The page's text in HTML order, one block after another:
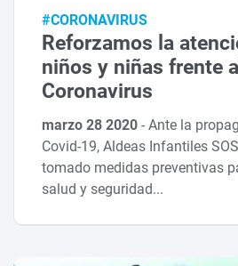
#CORONAVIRUS
Reforzamos la
niños y niñas frente al
Coronavirus
marzo 28 2020-Ante la
Covid-19, Aldeas Infantiles
tomado medidas preventivas
salud y seguridad...